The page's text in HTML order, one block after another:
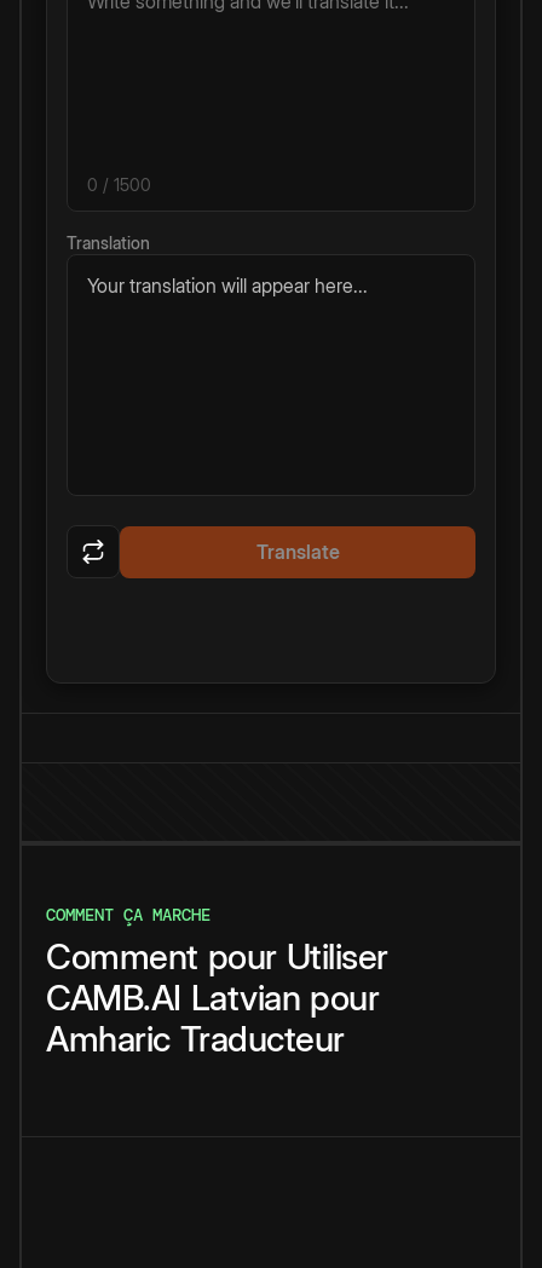
0 / 1500
Translation
Your translation will appear here...
Translate
COMMENT ÇA MARCHE
Comment pour Utiliser
CAMB.AI Latvian pour
Amharic Traducteur